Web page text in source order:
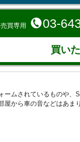
売買専用 03-
買い
ムされているものや、
から車の音などはあま